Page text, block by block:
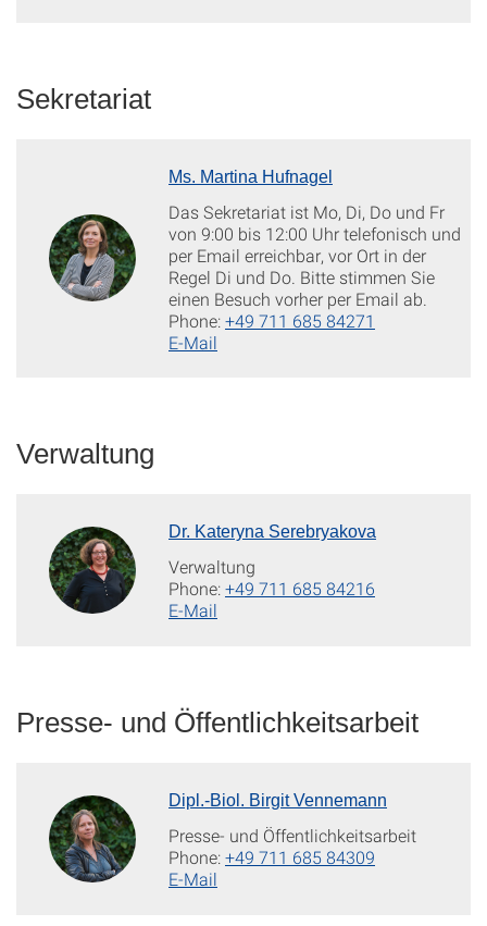
Sekretariat
Ms. Martina Hufnagel
Das Sekretariat ist Mo, Di, Do und Fr
von 9:00 bis 12:00 Uhr telefonisch und
per Email erreichbar, vor Ort in der
Regel Di und Do. Bitte stimmen Sie
einen Besuch vorher per Email ab.
Phone:+49 711 685 84271
E-Mail
Verwaltung
Dr. Kateryna Serebryakova
Verwaltung
Phone:+49 711 685 84216
E-Mail
Presse- und Öffentlichkeitsarbeit
Dipl.-Biol. Birgit Vennemann
Presse- und Öffentlichkeitsarbeit
Phone:+49 711 685 84309
E-Mail